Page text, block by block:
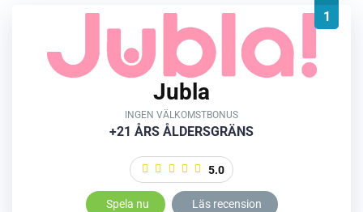
1
Jubla
INGEN VÄLKOMSTBONUS
+21 ÅRS ÅLDERSGRÄNS
5.0
Spela nu Läs recension